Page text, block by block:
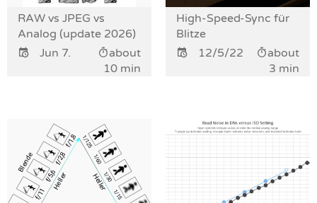
RAW vs JPEG vs
Analog (update 2026)
Jun 7.
about
10 min
High-Speed-Sync für
Blitze
12/5/22
about
3 min